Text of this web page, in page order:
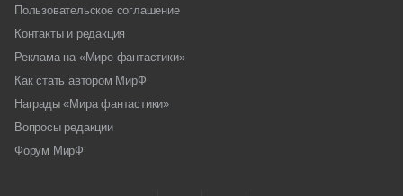
Пользовательское соглашение
Контакты и редакция
Реклама на «Мире фантастики»
Как стать автором МирФ
Награды «Мира фантастики»
Вопросы редакции
Форум МирФ